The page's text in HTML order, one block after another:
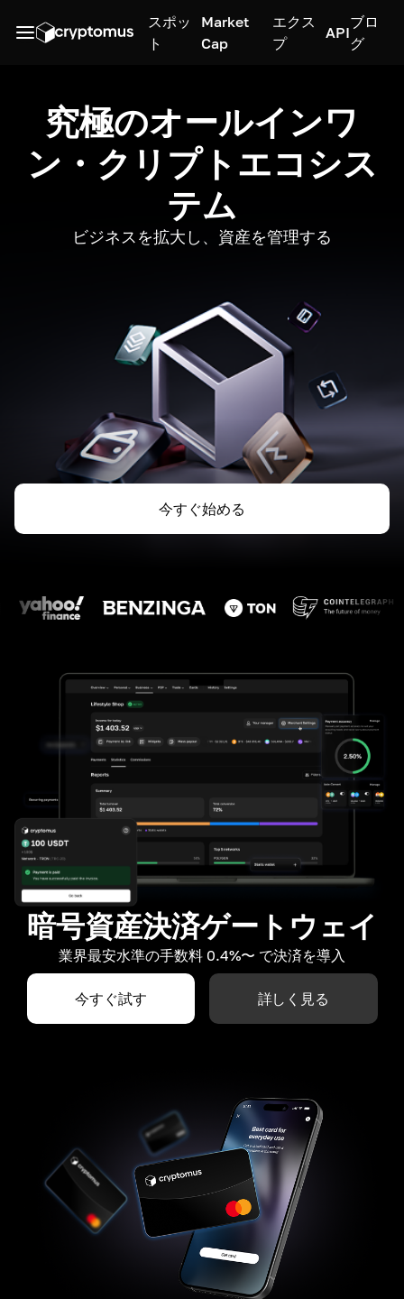
スポッ
ト
Market
Cap
エクス
プ
API
ブロ
グ
究極のオールインワ
ン・クリプトエコシス
テム
ビジネスを拡大し、資産を管理する
今すぐ始める
暗号資産決済ゲートウェイ
業界最安水準の手数料 0.4%〜 で決済を導入
今すぐ試す 詳しく見る